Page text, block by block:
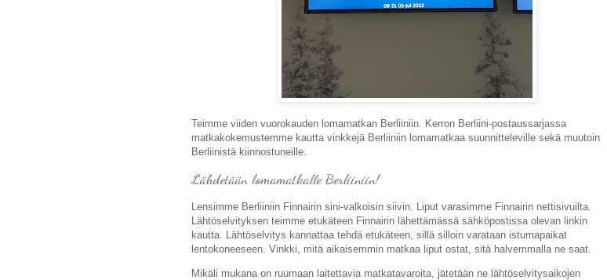
Teimme viiden vuorokauden lomamatkan Berliiniin. Kerron Berliini-postaussarjassa
matkakokemustemme kautta vinkkejä Berliiniin lomamatkaa suunnitteleville sekä muutoin
Berliinistä kiinnostuneille.
Lähdetään lomamatkalle Berliiniin!
Lensimme Berliiniin Finnairin sini-valkoisin siivin. Liput varasimme Finnairin nettisivuilta.
Lähtöselvityksen teimme etukäteen Finnairin lähettämässä sähköpostissa olevan linkin
kautta. Lähtöselvitys kannattaa tehdä etukäteen, sillä silloin varataan istumapaikat
lentokoneeseen. Vinkki, mitä aikaisemmin matkaa liput ostat, sitä halvemmalla ne saat.
Mikäli mukana on ruumaan laitettavia matkatavaroita, jätetään ne lähtöselvitysaikojen